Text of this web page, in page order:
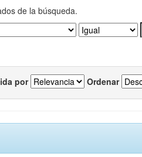
de la búsqueda.
por Ordenar